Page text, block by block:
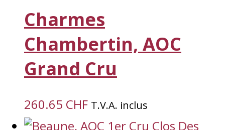
Charmes
Chambertin, AOC
Grand Cru
260.65 CHF T.V.A. inclus